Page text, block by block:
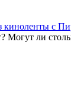
киноленты с
ли